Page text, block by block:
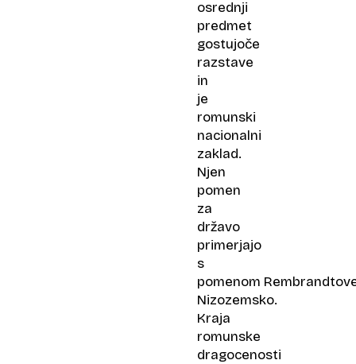
osrednji
predmet
gostujoče
razstave
in
je
romunski
nacionalni
zaklad.
Njen
pomen
za
državo
primerjajo
s
pomenom
Nizozemsko.
Kraja
romunske
dragocenosti